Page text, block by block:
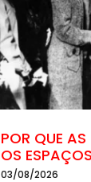
POR QUE
OS
03/08/2026